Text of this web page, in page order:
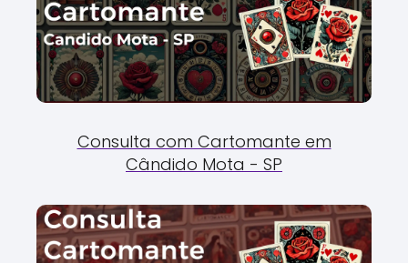
Consulta com Cartomante em
Cândido Mota - SP